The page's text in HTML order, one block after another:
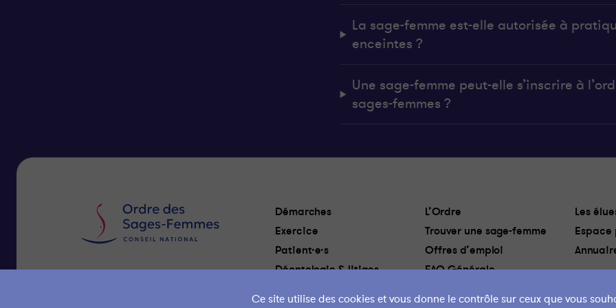
La sage-femme est-elle autorisée à
enceintes ?
Une sage-femme peut-elle s’inscrire à
sages-femmes ?
Démarches
Exercice
Patient·e·s
Déontologie & litiges
L’Ordre
Trouver une sage-femme
Offres d’emploi
FAQ Générale
Les
Espace
Ce site utilise des cookies et vous donne le contrôle sur ceux que vous